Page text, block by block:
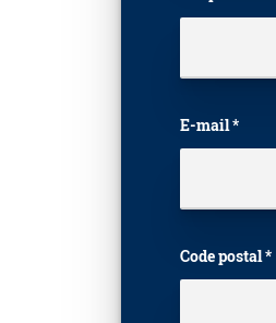
E-mail *
Code postal *